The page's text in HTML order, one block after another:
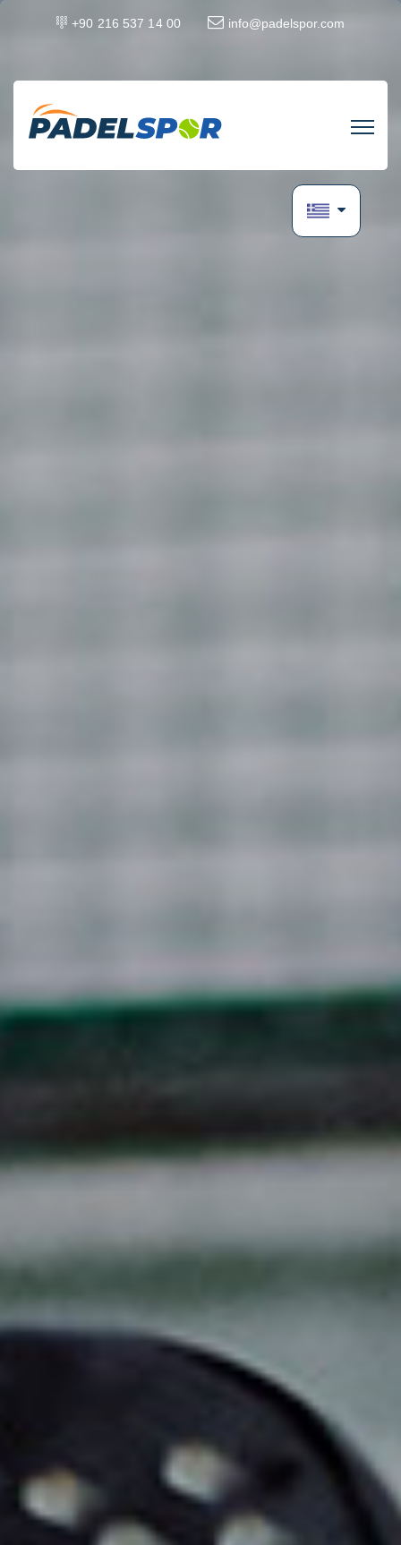
+90 216 537 14 00 info@padelspor.com